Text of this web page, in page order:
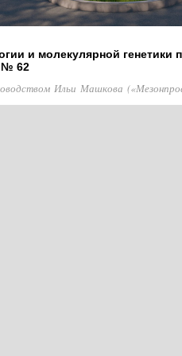
и молекулярной генетики
№ 62
Ильи Машкова